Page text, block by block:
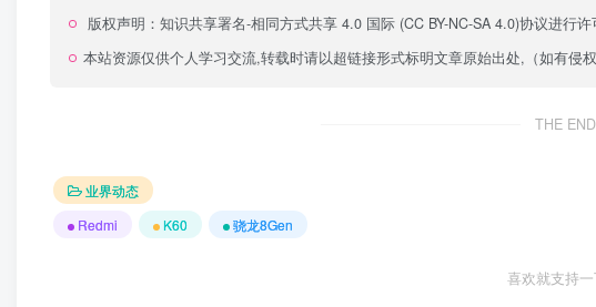
版权声明： 知识共享署名-相同方式共享 4.0 国际 (CC BY-NC-SA 4.0)协议进行许
本站资源仅供个人学习交流,转载时请以超链接形式标明文章原始出处,（如有侵权
THE END
业界动态
Redmi
K60 骁龙8Gen
喜欢就支持